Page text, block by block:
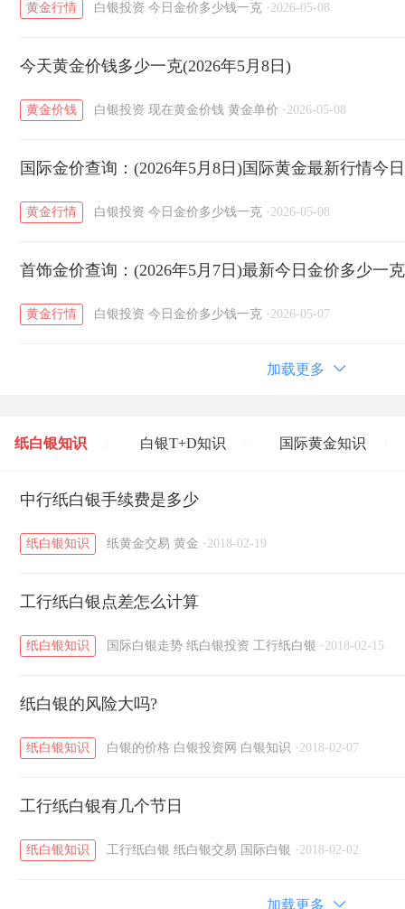
黄金行情 白银投资 今日金价多少钱一克 · 2026-05-08
今天黄金价钱多少一克(2026年5月8日)
黄金价钱 白银投资 现在黄金价钱 黄金单价 · 2026-05-08
国际金价查询：(2026年5月8日)国际黄金最新行情今
黄金行情 白银投资 今日金价多少钱一克 · 2026-05-08
首饰金价查询：(2026年5月7日)最新今日金价多少一
黄金行情 白银投资 今日金价多少钱一克 · 2026-05-07
加载更多
纸白银知识 白银T+D知识 国际黄金知识
黄金T+D知识 / 粤贵银知识
中行纸白银手续费是多少
纸白银知识 纸黄金交易 黄金 · 2018-02-19
工行纸白银点差怎么计算
纸白银知识 国际白银走势 纸白银投资 工行纸白银 · 2018-02-15
纸白银的风险大吗?
纸白银知识 白银的价格 白银投资网 白银知识 · 2018-02-07
工行纸白银有几个节日
纸白银知识 工行纸白银 纸白银交易 国际白银 · 2018-02-02
加载更多